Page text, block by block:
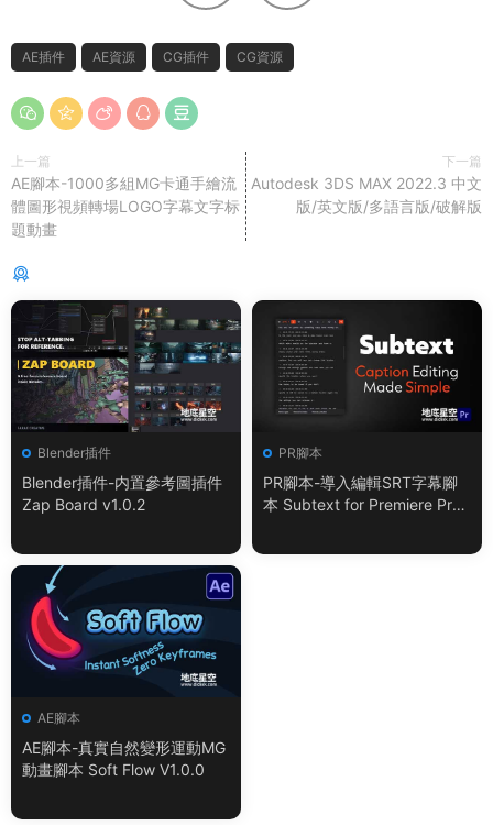
AE插件 AE資源 CG插件 CG資源
上一篇
AE腳本-1000多組MG卡通手繪流
體圖形視頻轉場LOGO字幕文字标
題動畫
下一篇
Autodesk 3DS MAX 2022.3 中文
版/英文版/多語言版/破解版
Blender插件
Blender插件-内置參考圖插件
Zap Board v1.0.2
PR腳本
PR腳本-導入編輯SRT字幕腳
本 Subtext for Premiere Pro
AE腳本
AE腳本-真實自然變形運動MG
動畫腳本 Soft Flow V1.0.0